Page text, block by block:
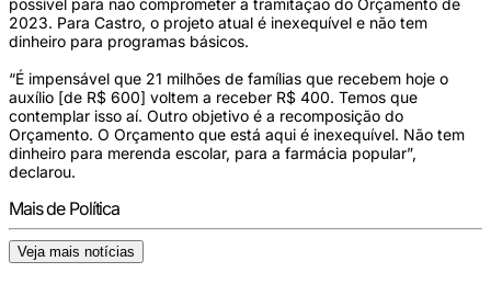
possível para não comprometer a tramitação do Orçamento de
2023. Para Castro, o projeto atual é inexequível e não tem
dinheiro para programas básicos.
“É impensável que 21 milhões de famílias que recebem hoje o
auxílio [de R$ 600] voltem a receber R$ 400. Temos que
contemplar isso aí. Outro objetivo é a recomposição do
Orçamento. O Orçamento que está aqui é inexequível. Não tem
dinheiro para merenda escolar, para a farmácia popular”,
declarou.
Mais de Política
Veja mais notícias